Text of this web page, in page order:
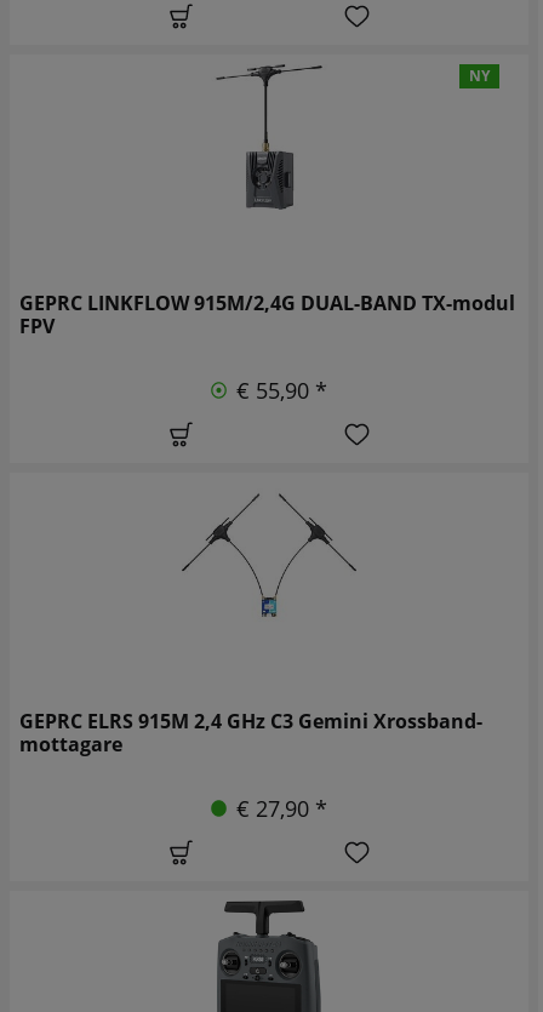
NY
GEPRC LINKFLOW 915M/2,4G DUAL-BAND TX-modul
FPV
€ 55,90 *
GEPRC ELRS 915M 2,4 GHz C3 Gemini Xrossband-
mottagare
€ 27,90 *